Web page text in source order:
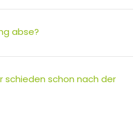
abse?
schieden schon nach der